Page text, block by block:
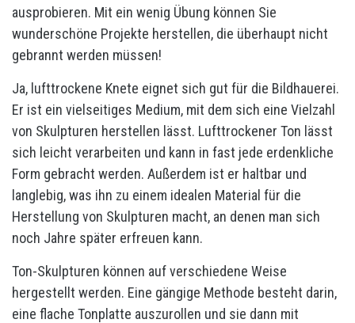
ausprobieren. Mit ein wenig Übung können Sie
wunderschöne Projekte herstellen, die überhaupt nicht
gebrannt werden müssen!
Ja, lufttrockene Knete eignet sich gut für die Bildhauerei.
Er ist ein vielseitiges Medium, mit dem sich eine Vielzahl
von Skulpturen herstellen lässt. Lufttrockener Ton lässt
sich leicht verarbeiten und kann in fast jede erdenkliche
Form gebracht werden. Außerdem ist er haltbar und
langlebig, was ihn zu einem idealen Material für die
Herstellung von Skulpturen macht, an denen man sich
noch Jahre später erfreuen kann.
Ton-Skulpturen können auf verschiedene Weise
hergestellt werden. Eine gängige Methode besteht darin,
eine flache Tonplatte auszurollen und sie dann mit